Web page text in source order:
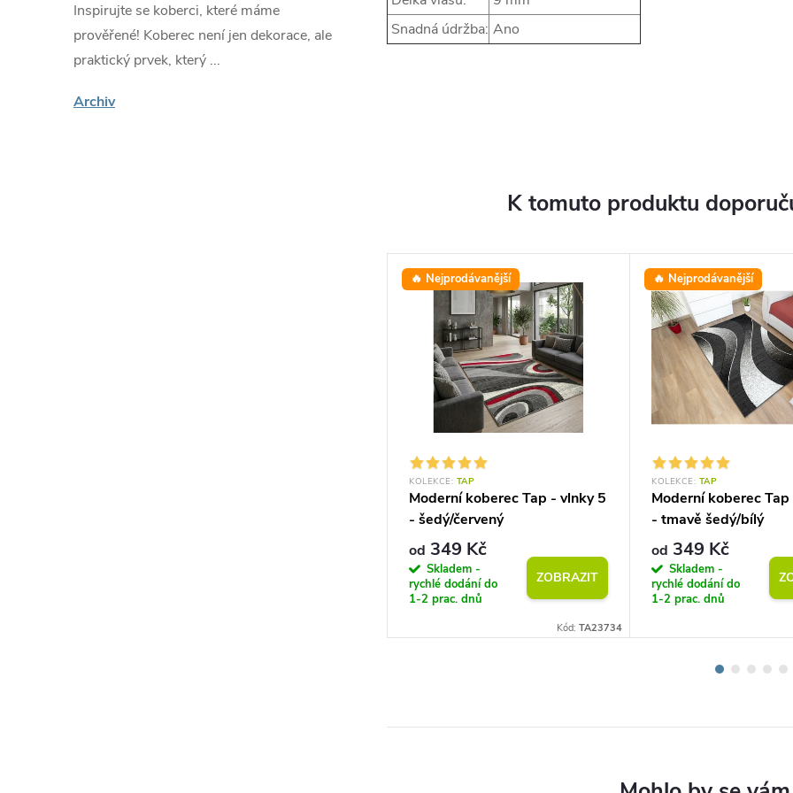
Inspirujte se koberci, které máme
prověřené! Koberec není jen dekorace, ale
praktický prvek, který ...
Archiv
Snadná údržba: Ano
K tomuto produktu
🔥 Nejprodávanější
KOLEKCE: TAP
Moderní koberec Tap - vlnky 5
- šedý/červený
od 349 Kč
Skladem -
rychlé dodání do
1-2 prac. dnů
ZOBRAZIT
Kód: TA23734
🔥 Nejprodávanější
KOLEKCE: TAP
Moderní koberec
- tmavě šedý/bílý
od 349 Kč
Skladem -
rychlé dodání do
1-2 prac. dnů